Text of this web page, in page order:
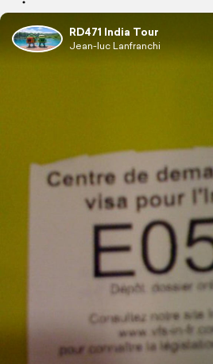
RD471 India Tour
Jean-luc Lanfranchi